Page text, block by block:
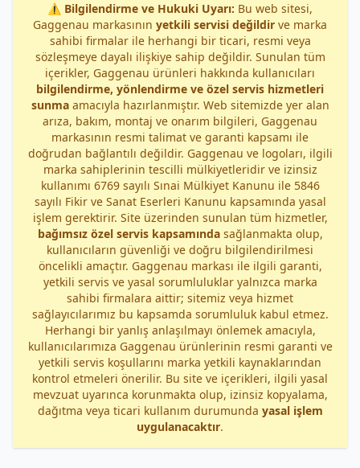
⚠️ Bilgilendirme ve Hukuki Uyarı: Bu web sitesi,
Gaggenau markasının yetkili servisi değildir ve marka
sahibi firmalar ile herhangi bir ticari, resmi veya
sözleşmeye dayalı ilişkiye sahip değildir. Sunulan tüm
içerikler, Gaggenau ürünleri hakkında kullanıcıları
bilgilendirme, yönlendirme ve özel servis hizmetleri
sunmaamacıyla hazırlanmıştır. Web sitemizde yer alan
arıza, bakım, montaj ve onarım bilgileri, Gaggenau
markasının resmi talimat ve garanti kapsamı ile
doğrudan bağlantılı değildir. Gaggenau ve logoları, ilgili
marka sahiplerinin tescilli mülkiyetleridir ve izinsiz
kullanımı 6769 sayılı Sınai Mülkiyet Kanunu ile 5846
sayılı Fikir ve Sanat Eserleri Kanunu kapsamında yasal
işlem gerektirir. Site üzerinden sunulan tüm hizmetler,
bağımsız özel servis kapsamındasağlanmakta olup,
kullanıcıların güvenliği ve doğru bilgilendirilmesi
öncelikli amaçtır. Gaggenau markası ile ilgili garanti,
yetkili servis ve yasal sorumluluklar yalnızca marka
sahibi firmalara aittir; sitemiz veya hizmet
sağlayıcılarımız bu kapsamda sorumluluk kabul etmez.
Herhangi bir yanlış anlaşılmayı önlemek amacıyla,
kullanıcılarımıza Gaggenau ürünlerinin resmi garanti ve
yetkili servis koşullarını marka yetkili kaynaklarından
kontrol etmeleri önerilir. Bu site ve içerikleri, ilgili yasal
mevzuat uyarınca korunmakta olup, izinsiz kopyalama,
dağıtma veya ticari kullanım durumunda yasal işlem
uygulanacaktır.